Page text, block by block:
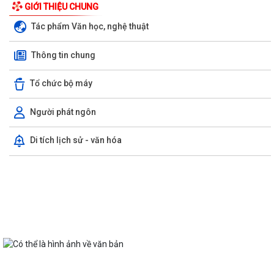
GIỚI THIỆU CHUNG
Tác phẩm Văn học, nghệ thuật
Thông tin chung
Tổ chức bộ máy
Người phát ngôn
Di tích lịch sử - văn hóa